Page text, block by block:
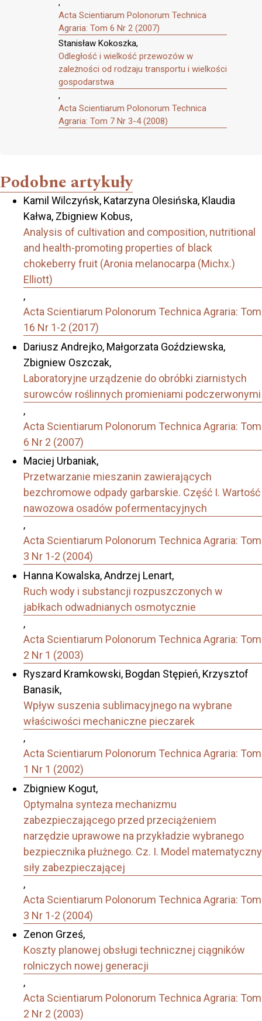
Acta Scientiarum Polonorum Technica
Agraria: Tom 6 Nr 2 (2007)
Stanisław Kokoszka,
Odległość i wielkość przewozów w
zależności od rodzaju transportu i wielkości
gospodarstwa
,
Acta Scientiarum Polonorum Technica
Agraria: Tom 7 Nr 3-4 (2008)
Podobne artykuły
Kamil Wilczyńsk, Katarzyna Olesińska, Klaudia
Kałwa, Zbigniew Kobus,
Analysis of cultivation and composition, nutritional
and health-promoting properties of black
chokeberry fruit (Aronia melanocarpa (Michx.)
Elliott)
,
Acta Scientiarum Polonorum Technica Agraria: Tom
16 Nr 1-2 (2017)
Dariusz Andrejko, Małgorzata Goździewska,
Zbigniew Oszczak,
Laboratoryjne urządzenie do obróbki ziarnistych
surowców roślinnych promieniami podczerwonymi
,
Acta Scientiarum Polonorum Technica Agraria: Tom
6 Nr 2 (2007)
Maciej Urbaniak,
Przetwarzanie mieszanin zawierających
bezchromowe odpady garbarskie. Część I. Wartość
nawozowa osadów pofermentacyjnych
,
Acta Scientiarum Polonorum Technica Agraria: Tom
3 Nr 1-2 (2004)
Hanna Kowalska, Andrzej Lenart,
Ruch wody i substancji rozpuszczonych w
jabłkach odwadnianych osmotycznie
,
Acta Scientiarum Polonorum Technica Agraria: Tom
2 Nr 1 (2003)
Ryszard Kramkowski, Bogdan Stępień, Krzysztof
Banasik,
Wpływ suszenia sublimacyjnego na wybrane
właściwości mechaniczne pieczarek
,
Acta Scientiarum Polonorum Technica Agraria: Tom
1 Nr 1 (2002)
Zbigniew Kogut,
Optymalna synteza mechanizmu
zabezpieczającego przed przeciążeniem
narzędzie uprawowe na przykładzie wybranego
bezpiecznika płużnego. Cz. I. Model matematyczny
siły zabezpieczającej
,
Acta Scientiarum Polonorum Technica Agraria: Tom
3 Nr 1-2 (2004)
Zenon Grześ,
Koszty planowej obsługi technicznej ciągników
rolniczych nowej generacji
,
Acta Scientiarum Polonorum Technica Agraria: Tom
2 Nr 2 (2003)